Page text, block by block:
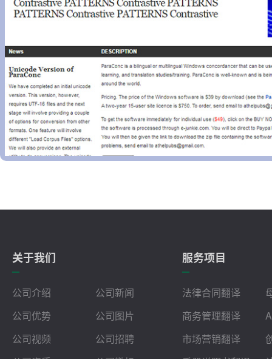
关于我们
公司介绍
公司新闻
公司优势
公司图片
公司视频
公司招聘
服务项目
法律合同翻译
商务管理翻译
市场营销翻译